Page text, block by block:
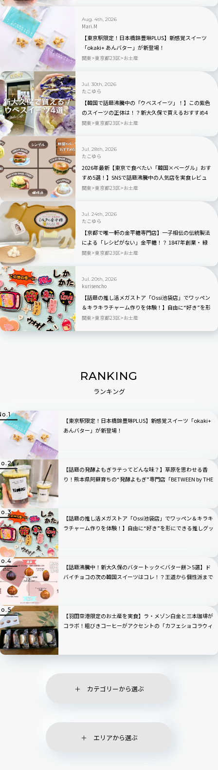
Aug. 4th, 2026
Mari.M
【東京駅限定！日本橋錦豊琳PLUS】新感覚スイーツ
「okaki+ あんバター」が新登場！
関東 東京都23区 お土産
Jul. 30th, 2026
たこゆら
【韓国で話題沸騰中の「ウベスイーツ」！】この紫色
のスイーツの正体は！？新大久保で買えるおすすめ4
選を実食レビュー
関東 東京都23区 お土産
Jul. 28th, 2026
たこゆら
2026年最新【東京で食べたい「韓国×ベーグル」おす
すめ5選！】SNSで話題沸騰中の人気店を実食レビュ
ー
関東 東京都23区 お土産
Jul. 24th, 2026
たこゆら
【京都で唯一軒の金平糖専門店】一子相伝の伝統製法
による「レシピがない」金平糖！？ 1847年創業・ 緑
寿庵清水の職人技が宿る人気商品を実食レビュー
関東 東京都23区 お土産
Jul. 20th, 2026
kurisencho
【話題の推し活メガストア「Ossi池袋店」でワッペン
＆キラキラチャーム作りを体験！】自由に“好き”を形
にできる推しグッズに大人も夢中
関東 東京都23区 お土産
RANKING
ランキング
【東京駅限定！日本橋錦豊琳PLUS】新感覚スイーツ「okaki+
あんバター」が新登場！
【話題の発酵よもぎラテってどんな味？】草原を思わせる香
り！熊本県阿蘇育ちの“発酵よもぎ”専門店「BETWEEN by THE
【話題の推し活メガストア「Ossi池袋店」でワッペン＆キラキ
ラチャーム作りを体験！】自由に“好き”を形にできる推しグッ
【話題沸騰中！新大久保のバタートック＜バター餅＞5選】ド
バイチョコの次の韓国スイーツはコレ！？王道から個性派まで
【羽田空港限定のお土産を実食】ラ・メゾン白金と三本珈琲が
コラボ！粗びきコーヒーがアクセントの「カフェショコラウィ
カテゴリーから選ぶ
エリアから選ぶ